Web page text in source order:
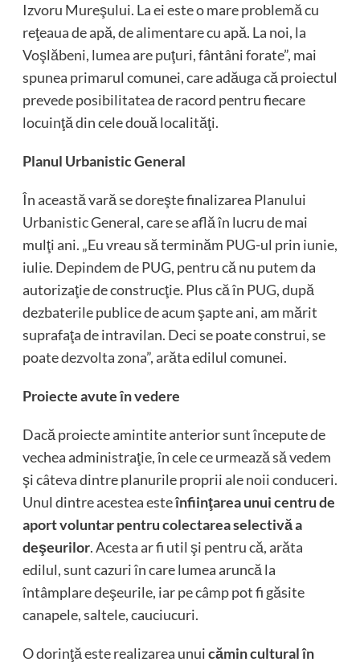
Izvoru Mureşului. La ei este o mare problemă cu
reţeaua de apă, de alimentare cu apă. La noi, la
Voşlăbeni, lumea are puţuri, fântâni forate”, mai
spunea primarul comunei, care adăuga că proiectul
prevede posibilitatea de racord pentru fiecare
locuinţă din cele două localităţi.
Planul Urbanistic General
În această vară se doreşte finalizarea Planului
Urbanistic General, care se află în lucru de mai
mulţi ani. „Eu vreau să terminăm PUG-ul prin iunie,
iulie. Depindem de PUG, pentru că nu putem da
autorizaţie de construcţie. Plus că în PUG, după
dezbaterile publice de acum şapte ani, am mărit
suprafaţa de intravilan. Deci se poate construi, se
poate dezvolta zona”, arăta edilul comunei.
Proiecte avute în vedere
Dacă proiecte amintite anterior sunt începute de
vechea administraţie, în cele ce urmează să vedem
şi câteva dintre planurile proprii ale noii conduceri.
Unul dintre acestea esteînfiinţarea unui centru de
aport voluntar pentru colectarea selectivă a
deşeurilor. Acesta ar fi util şi pentru că, arăta
edilul, sunt cazuri în care lumea aruncă la
întâmplare deşeurile, iar pe câmp pot fi găsite
canapele, saltele, cauciucuri.
O dorinţă este realizarea unuicămin cultural în